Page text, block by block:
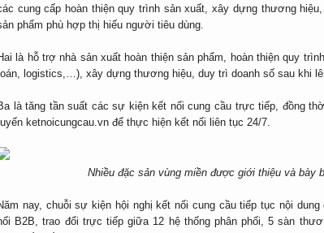
cung cấp hoàn thiện quy trình sản xuất, xây dựng thương
phẩm phù hợp thị hiếu người tiêu dùng.
là hỗ trợ nhà sản xuất hoàn thiện sản phẩm, hoàn thiện quy
logistics,…), xây dựng thương hiệu, duy trì doanh số sau khi
là tăng tần suất các sự kiện kết nối cung cầu trực tiếp, đồng
ketnoicungcau.vn để thực hiện kết nối liên tục 24/7.
Nhiều đặc sản vùng miền được giới thiệu và bày
nay, chuỗi sự kiện hội nghị kết nối cung cầu tiếp tục nội
B2B, trao đổi trực tiếp giữa 12 hệ thống phân phối, 5 sàn